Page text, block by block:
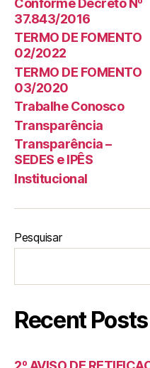
37.843/2016
TERMO DE FOMENTO
02/2022
TERMO DE FOMENTO
03/2020
Trabalhe Conosco
Transparência
Transparência –
SEDES e IPÊS
Institucional
Pesquisar
Recent Posts